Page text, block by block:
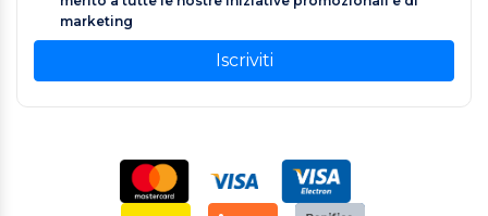
marketing
Iscriviti